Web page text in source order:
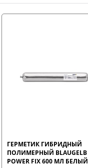
ГЕРМЕТИК ГИБРИДНЫЙ
ПОЛИМЕРНЫЙ BLAUGELB
POWER FIX 600 МЛ БЕЛЫЙ